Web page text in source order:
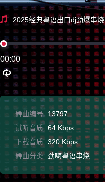
2025经典粤语出口dj劲爆串烧
00:00
舞曲编号 13797
试听音质 64 Kbps
下载音质 320 Kbps
舞曲分类 劲嗨粤语串烧